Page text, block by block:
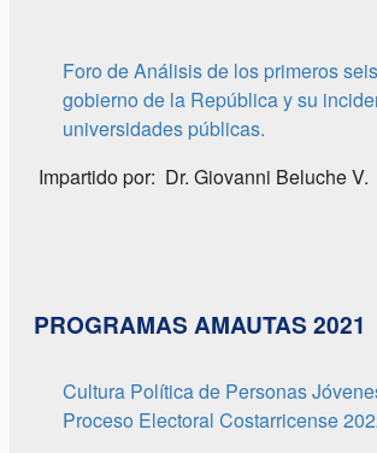
Foro de Análisis de los primeros
gobierno de la República y su
universidades públicas.
Impartido por: Dr. Giovanni Beluche V.
PROGRAMAS AMAUTAS 2021
Cultura Política de Personas
Proceso Electoral Costarricense